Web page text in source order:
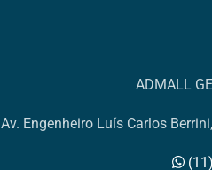
ADMALL
Av. Engenheiro Luís Carlos